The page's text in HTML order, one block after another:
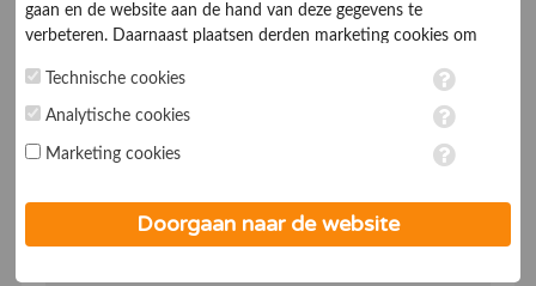
Prima!
Goede en vlotte levering. Alle artikelen in een
zending met kooiaap geleverd. Prima dus.
Klantvriendelijkheid
gaan en de website aan de hand van deze gegevens te
verbeteren. Daarnaast plaatsen derden marketing cookies om
marketing cookies worden persoonsgegevens verwerkt. Je geeft
toestemming voor deze verwerking wanneer je hieronder een
op ieder moment aanpassen in de
. Lees voor meer
Technische cookies
Analytische cookies
Marketing cookies
Doorgaan naar de website